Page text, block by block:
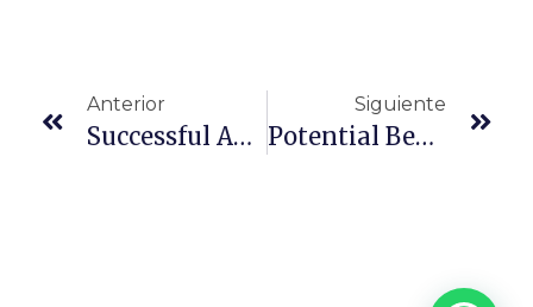
Anterior
Successful Anglers Journey From Shallow Waters To Big Bass And Deeper Fishing Success
Siguiente
Potential Benefits Exploring Baterybet Platforms And Innovative Financial Strategies